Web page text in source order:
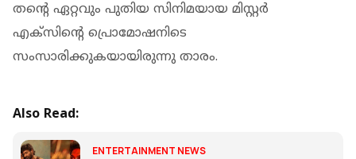
തന്റെ ഏറ്റവും പുതിയ സിനിമയായ മിസ്റ്റർ
എക്സിന്റെ പ്രൊമോഷനിടെ
സംസാരിക്കുകയായിരുന്നു താരം.
Also Read:
ENTERTAINMENT NEWS